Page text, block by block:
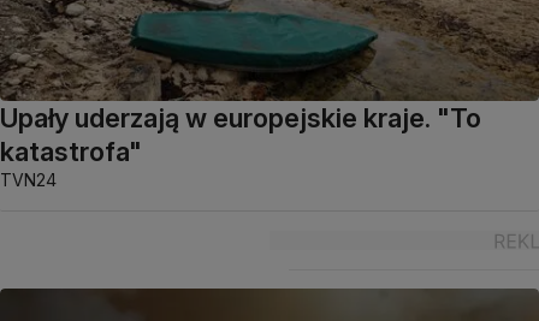
Upały uderzają w europejskie kraje. "To
katastrofa"
TVN24